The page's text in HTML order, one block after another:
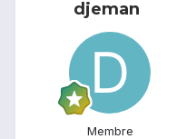
djeman
Membre